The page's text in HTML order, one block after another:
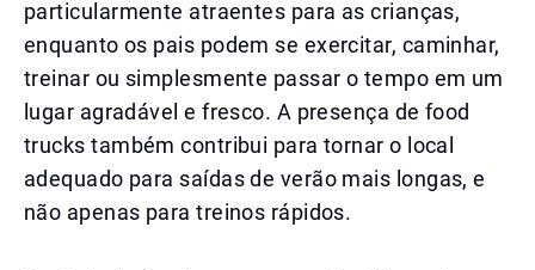
particularmente atraentes para as crianças,
enquanto os pais podem se exercitar, caminhar,
treinar ou simplesmente passar o tempo em um
lugar agradável e fresco. A presença de food
trucks também contribui para tornar o local
adequado para saídas de verão mais longas, e
não apenas para treinos rápidos.